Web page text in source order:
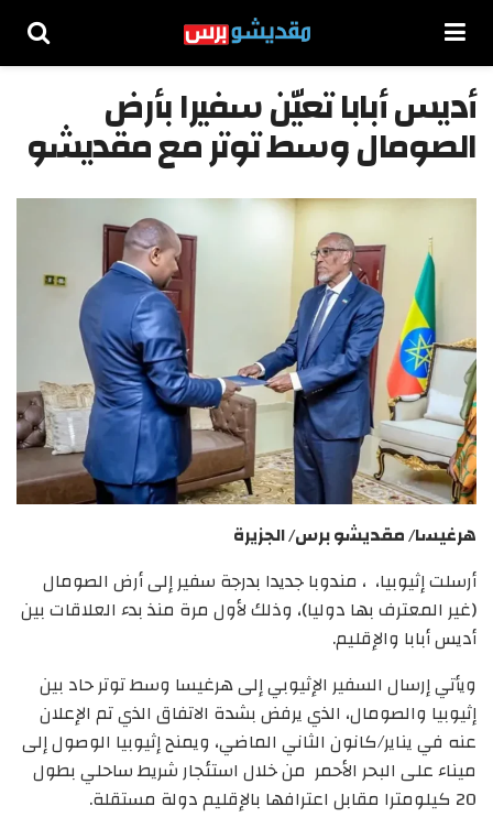
أديس أبابا تعيّن سفيرا بأرض
الصومال وسط توتر مع مقديشو
هرغيسا/ مقديشو برس/ الجزيرة
أرسلت إثيوبيا، ، مندوبا جديدا بدرجة سفير إلى أرض الصومال
(غير المعترف بها دوليا)، وذلك لأول مرة منذ بدء العلاقات بين
أديس أبابا والإقليم.
ويأتي إرسال السفير الإثيوبي إلى هرغيسا وسط توتر حاد بين
إثيوبيا والصومال، الذي يرفض بشدة الاتفاق الذي تم الإعلان
عنه في يناير/كانون الثاني الماضي، ويمنح إثيوبيا الوصول إلى
ميناء على البحر الأحمر من خلال استئجار شريط ساحلي بطول
20 كيلومترا مقابل اعترافها بالإقليم دولة مستقلة.